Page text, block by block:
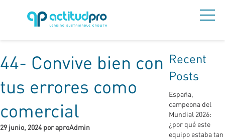
44- Convive bien con
tus errores como
comercial
29 junio, 2024 por aproAdmin
Recent
Posts
España,
campeona del
Mundial 2026:
¿por qué este
equipo estaba tan